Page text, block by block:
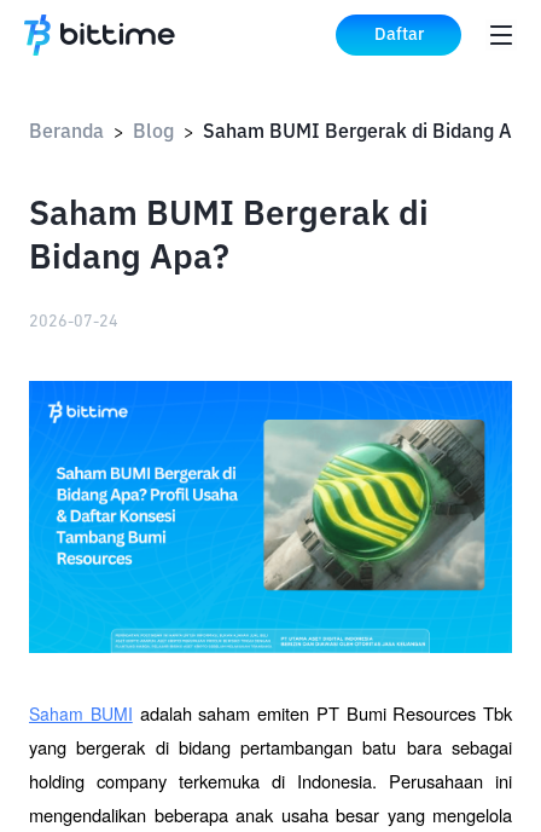
Daftar
Beranda > Blog > Saham BUMI Bergerak di Bidang
Saham BUMI Bergerak di
Bidang Apa?
2026-07-24
Saham BUMI adalah saham emiten PT Bumi Resources Tbk
yang bergerak di bidang pertambangan batu bara sebagai
holding company terkemuka di Indonesia. Perusahaan ini
mengendalikan beberapa anak usaha besar yang mengelola